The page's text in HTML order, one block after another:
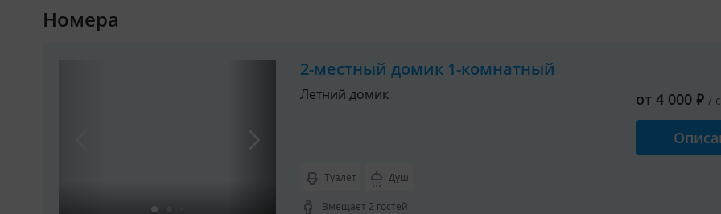
Номера
2-местный домик 1-комнатный
Летний домик
Туалет Душ
Вмещает 2 гостей
от 4 000 ₽ /